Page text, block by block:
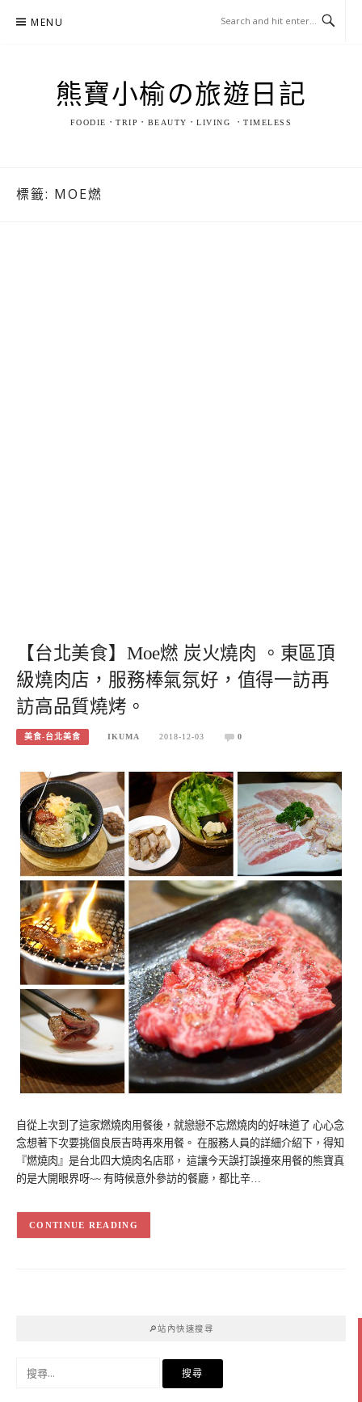
MENU
熊寶小榆の旅遊日記
FOODIE．TRIP．BEAUTY．LIVING ．TIMELESS
標籤: MOE燃
【台北美食】Moe燃 炭火燒肉 。東區頂
級燒肉店，服務棒氣氛好，值得一訪再
訪高品質燒烤。
美食-台北美食 IKUMA 2018-12-03 0
自從上次到了這家燃燒肉用餐後，就戀戀不忘燃燒肉的好味道了 心心念
念想著下次要挑個良辰吉時再來用餐。 在服務人員的詳細介紹下，得知
『燃燒肉』是台北四大燒肉名店耶， 這讓今天誤打誤撞來用餐的熊寶真
的是大開眼界呀~~ 有時候意外參訪的餐廳，都比辛…
CONTINUE READING
🔎站內快速搜尋